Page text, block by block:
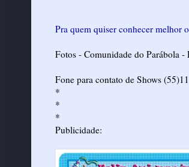
Pra quem quiser conhecer melhor
Fotos - Comunidade do Parábola -
Fone para contato de Shows
*
*
*
Publicidade: